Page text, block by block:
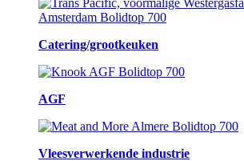
Catering/grootkeuken
AGF
Vleesverwerkende industrie